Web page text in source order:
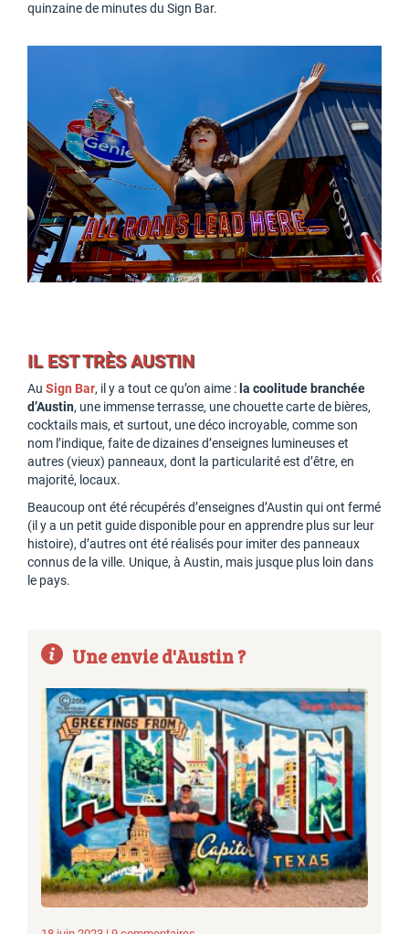
quinzaine de minutes du Sign Bar.
IL EST TRÈS AUSTIN
Au Sign Bar, il y a tout ce qu’on aime : la coolitude branchée
d’Austin, une immense terrasse, une chouette carte de bières,
cocktails mais, et surtout, une déco incroyable, comme son
nom l’indique, faite de dizaines d’enseignes lumineuses et
autres (vieux) panneaux, dont la particularité est d’être, en
majorité, locaux.
Beaucoup ont été récupérés d’enseignes d’Austin qui ont fermé
(il y a un petit guide disponible pour en apprendre plus sur leur
histoire), d’autres ont été réalisés pour imiter des panneaux
connus de la ville. Unique, à Austin, mais jusque plus loin dans
le pays.
Une envie d'Austin ?